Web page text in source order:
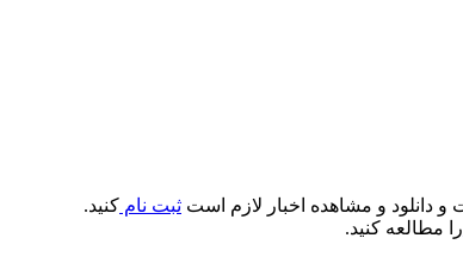
دانلود و مشاهده اخبار لازم است ثبت نام کنید.
را مطالعه کنید.